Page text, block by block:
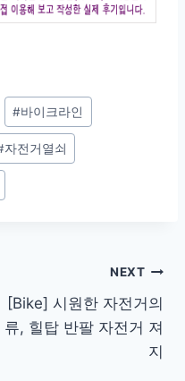
#바이크라인
자전거열쇠
NEXT
[Bike] 시원한 자전거의
류, 힐탑 반팔 자전거 져
지